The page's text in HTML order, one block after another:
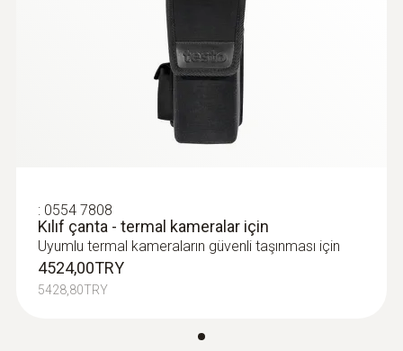
: 0554 7808
Kılıf çanta - termal kameralar için
Uyumlu termal kameraların güvenli taşınması için
4524,00TRY
5428,80TRY